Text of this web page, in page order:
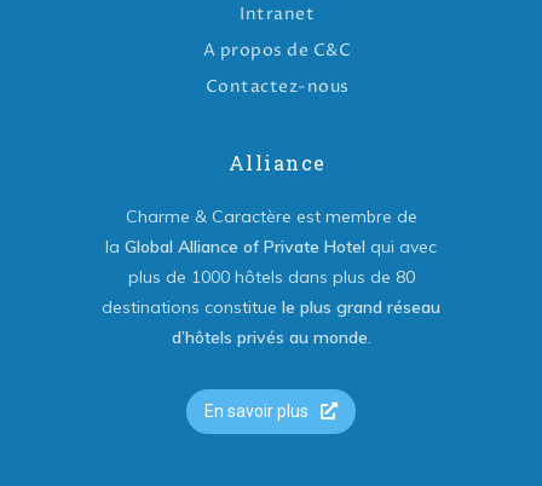
Intranet
A propos de C&C
Contactez-nous
Alliance
Charme & Caractère est membre de
la Global Alliance of Private Hotel qui avec
plus de 1000 hôtels dans plus de 80
destinations constitue le plus grand réseau
d’hôtels privés au monde.
En savoir plus